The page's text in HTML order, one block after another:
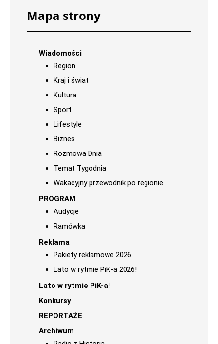
Mapa strony
Wiadomości
Region
Kraj i świat
Kultura
Sport
Lifestyle
Biznes
Rozmowa Dnia
Temat Tygodnia
Wakacyjny przewodnik po regionie
PROGRAM
Audycje
Ramówka
Reklama
Pakiety reklamowe 2026
Lato w rytmie PiK-a 2026!
Lato w rytmie PiK-a!
Konkursy
REPORTAŻE
Archiwum